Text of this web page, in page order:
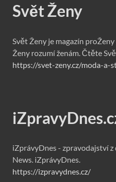
Svět Ženy
Svět Ženy je magazín
Ženy rozumí ženám. Čtěte
https://svet-zeny.cz/moda-a-
iZprávyDnes - zpravodajství z
News. iZprávyDnes.
https://izpravydnes.cz/